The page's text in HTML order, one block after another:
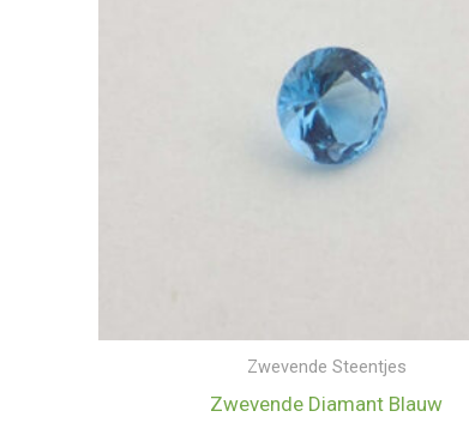
Zwevende Steentjes
Zwevende Diamant Blauw